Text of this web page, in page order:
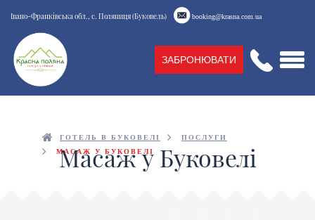
Івано-Франківська обл., с. Поляниця (Буковель) booking@krasna.com.ua
ЗАБРОНЮВАТИ
Масаж у Буковелі
ГОТЕЛЬ В БУКОВЕЛІ
ПОСЛУГИ
МАСАЖ У БУКОВЕЛІ